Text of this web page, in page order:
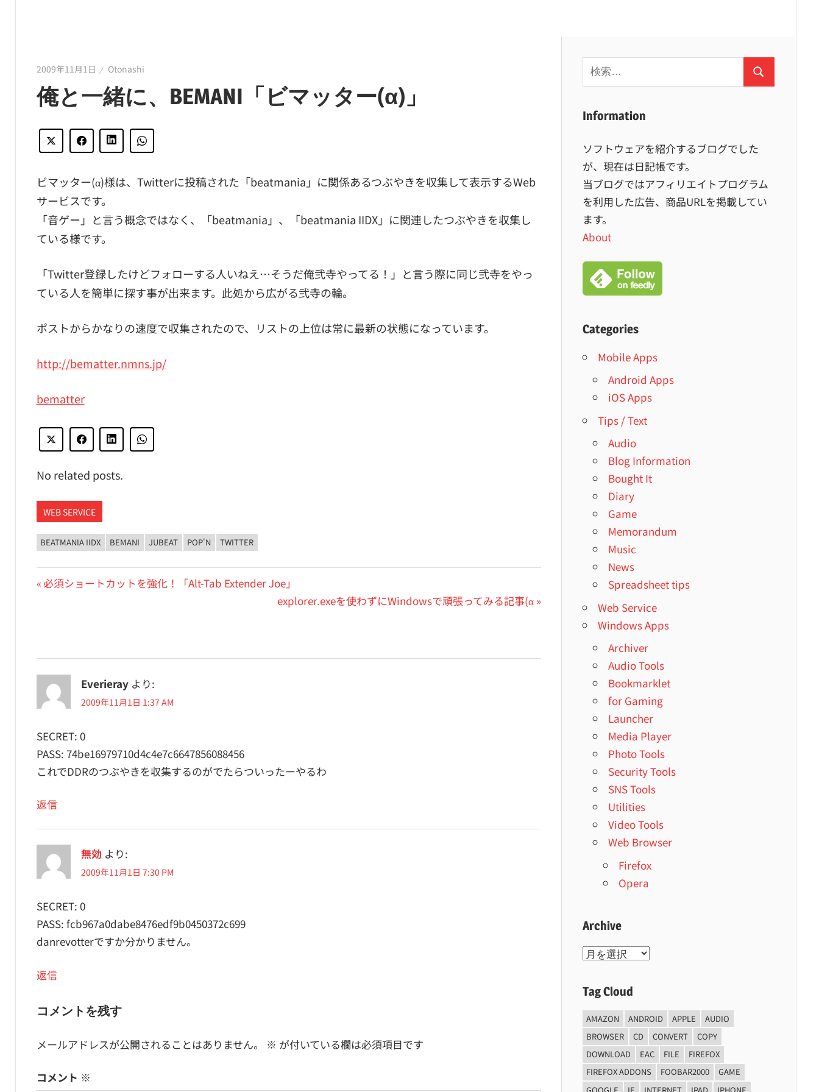
2009年11月1日 Otonashi
俺と一緒に、BEMANI「ビマッター(α)」
ビマッター(α)様は、Twitterに投稿された「beatmania」に関係あるつぶやきを収集して表示するWeb
サービスです。
「音ゲー」と言う概念ではなく、「beatmania」、「beatmania IIDX」に関連したつぶやきを収集し
ている様です。
「Twitter登録したけどフォローする人いねえ…そうだ俺弐寺やってる！」と言う際に同じ弐寺をやっ
ている人を簡単に探す事が出来ます。此処から広がる弐寺の輪。
ポストからかなりの速度で収集されたので、リストの上位は常に最新の状態になっています。
http://bematter.nmns.jp/
bematter
No related posts.
WEB SERVICE
BEATMANIA IIDX BEMANI JUBEAT POP'N TWITTER
投
ビ
ゲ
ー
シ
ョ
ン
前
必須ショートカットを強化！「Alt-Tab Extender Joe」
次
explorer.exeを使わずにWindowsで頑張ってみる記事(α
Everieray より:
2009年11月1日 1:37 AM
SECRET: 0
PASS: 74be16979710d4c4e7c6647856088456
これでDDRのつぶやきを収集するのがでたらついったーやるわ
返信
無効 より:
2009年11月1日 7:30 PM
SECRET: 0
PASS: fcb967a0dabe8476edf9b0450372c699
danrevotterですか分かりません。
返信
コメントを残す
メールアドレスが公開されることはありません。 ※ が付いている欄は必須項目です
コメント ※
検
索:
検
Information
ソフトウェアを紹介するブログでした
が、現在は日記帳です。
当ブログではアフィリエイトプログラム
を利用した広告、商品URLを掲載してい
ます。
About
Categories
Mobile Apps
Android Apps
iOS Apps
Tips / Text
Audio
Blog Information
Bought It
Diary
Game
Memorandum
Music
News
Spreadsheet tips
Web Service
Windows Apps
Archiver
Audio Tools
Bookmarklet
for Gaming
Launcher
Media Player
Photo Tools
Security Tools
SNS Tools
Utilities
Video Tools
Web Browser
Firefox
Opera
Archive
Archive
Tag Cloud
AMAZON ANDROID APPLE
AUDIO
BROWSER
CD CONVERT
COPY
DOWNLOAD
EAC FILE
FIREFOX
FIREFOX ADDONS
FOOBAR2000
GAME
GOOGLE
IE INTERNET IPAD
IPHONE